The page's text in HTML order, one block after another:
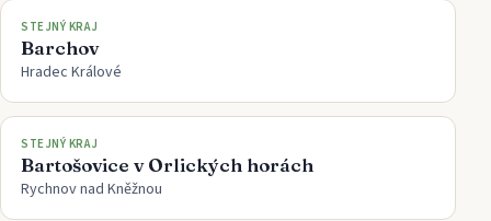
STEJNÝ KRAJ
Barchov
Hradec Králové
STEJNÝ KRAJ
Bartošovice v Orlických horách
Rychnov nad Kněžnou